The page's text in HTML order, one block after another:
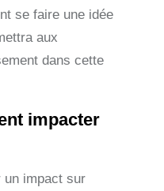
se faire une idée
aux
dans cette
impacter
un impact sur